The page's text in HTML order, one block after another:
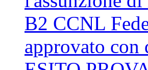
B2 CCNL
approvato